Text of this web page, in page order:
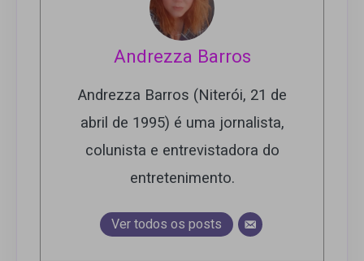
Andrezza Barros
Andrezza Barros (Niterói, 21 de
abril de 1995) é uma jornalista,
colunista e entrevistadora do
entretenimento.
Ver todos os posts